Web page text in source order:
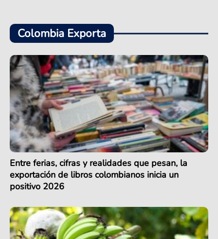
Colombia Exporta
Entre ferias, cifras y realidades que pesan, la
exportación de libros colombianos inicia un
positivo 2026